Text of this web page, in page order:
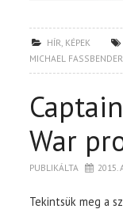
HÍR KÉPEK
MICHAEL FASSBENDER
War
PUBLIKÁLTA 2015.
Tekintsük meg a